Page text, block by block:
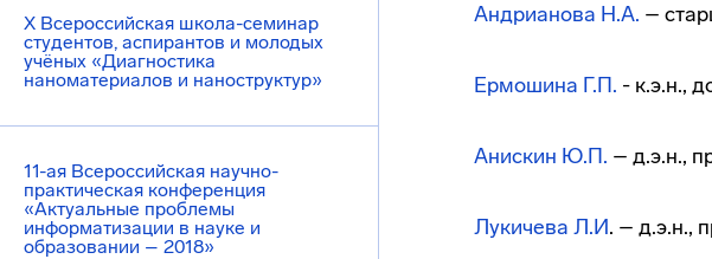
X Всероссийская школа-семинар
студентов, аспирантов и молодых
учёных «Диагностика
наноматериалов и наноструктур»
11-ая Всероссийская научно-
практическая конференция
«Актуальные проблемы
информатизации в науке и
образовании – 2018»
Андрианова Н.А. –
Ермошина Г.П. - к.э.н.,
Анискин Ю.П. – д.э.н.,
Лукичева Л.И. – д.э.н.,